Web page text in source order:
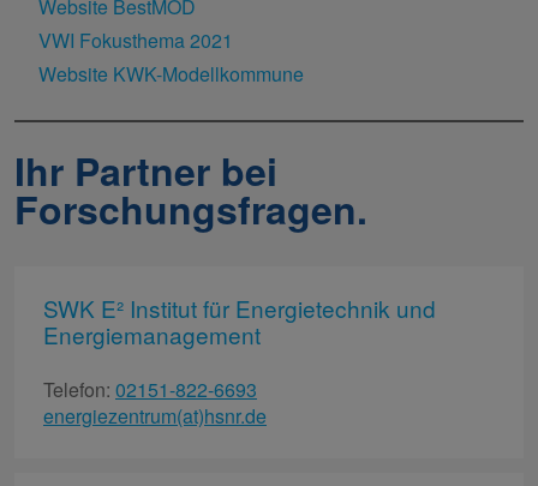
Website BestMOD
VWI Fokusthema 2021
Website KWK-Modellkommune
Ihr Partner bei
Forschungsfragen.
SWK E² Institut für Energietechnik und
Energiemanagement
Telefon: 02151-822-6693
energiezentrum(at)hsnr.de